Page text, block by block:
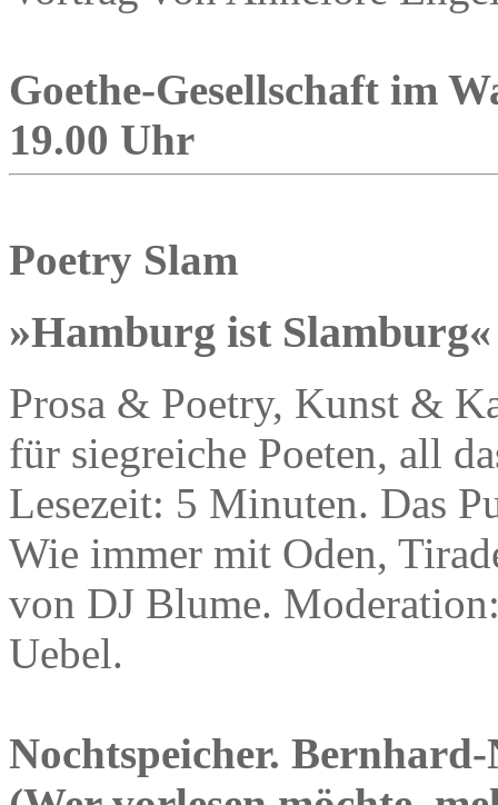
Goethe-Gesellschaft im
19.00 Uhr
Poetry Slam
»Hamburg ist Slamburg«
Prosa & Poetry, Kunst &
für siegreiche Poeten, all
Lesezeit: 5 Minuten. Das
Wie immer mit Oden,
von DJ Blume.
Uebel.
Nochtspeicher.